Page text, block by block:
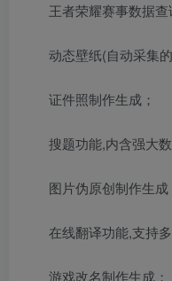
王者荣耀赛事数据查
动态壁纸(自动采集
证件照制作生成；
搜题功能,内含强大数
图片伪原创制作生成
在线翻译功能,支持
游戏改名制作生成；